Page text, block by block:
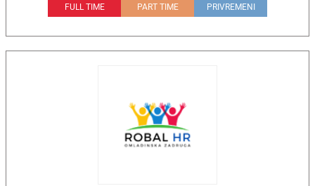
FULL TIME
PART TIME PRIVREMENI